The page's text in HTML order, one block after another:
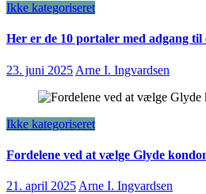
Ikke kategoriseret
Her er de 10 portaler med adgang
23. juni 2025 Arne I. Ingvardsen
Ikke kategoriseret
Fordelene ved at vælge Glyde
21. april 2025 Arne I. Ingvardsen